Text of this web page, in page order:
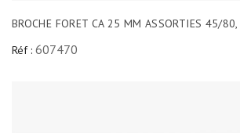
BROCHE FORET CA 25 MM ASSORTIES 45/80,
Réf : 607470